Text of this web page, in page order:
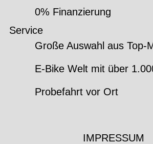
0% Finanzierung
Service
Große Auswahl aus Top-
E-Bike Welt mit über
Probefahrt vor Ort
IMPRESSUM